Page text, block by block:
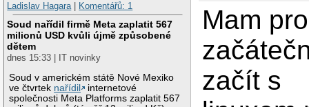
Ladislav Hagara| Komentářů: 1
Soud nařídil firmě Meta zaplatit 567
milionů USD kvůli újmě způsobené
dětem
dnes 15:33 | IT novinky
Soud v americkém státě Nové Mexiko
ve čtvrtek nařídil
internetové
společnosti Meta Platforms zaplatit 567
Mam
začít s